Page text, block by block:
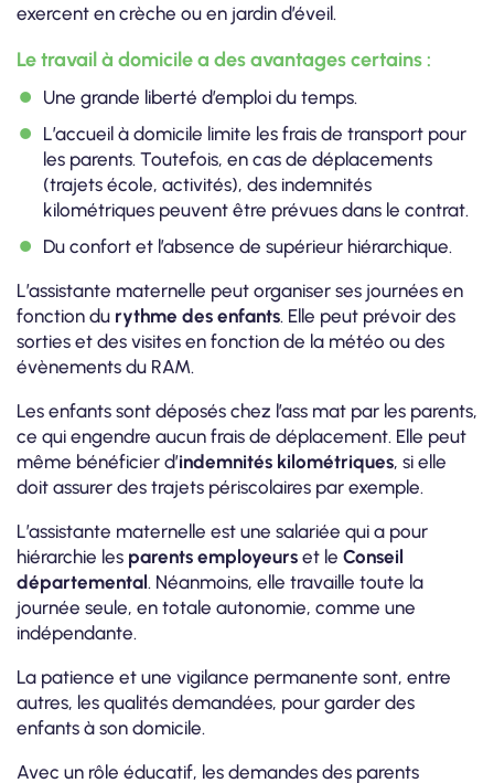
exercent en crèche ou en jardin d’éveil.
Le travail à domicile a des avantages certains :
Une grande liberté d’emploi du temps.
L’accueil à domicile limite les frais de transport pour
les parents. Toutefois, en cas de déplacements
(trajets école, activités), des indemnités
kilométriques peuvent être prévues dans le contrat.
Du confort et l’absence de supérieur hiérarchique.
L’assistante maternelle peut organiser ses journées en
fonction du rythme des enfants. Elle peut prévoir des
sorties et des visites en fonction de la météo ou des
évènements du RAM.
Les enfants sont déposés chez l’ass mat par les parents,
ce qui engendre aucun frais de déplacement. Elle peut
même bénéficier d’indemnités kilométriques, si elle
doit assurer des trajets périscolaires par exemple.
L’assistante maternelle est une salariée qui a pour
hiérarchie les parents employeurs et le Conseil
départemental. Néanmoins, elle travaille toute la
journée seule, en totale autonomie, comme une
indépendante.
La patience et une vigilance permanente sont, entre
autres, les qualités demandées, pour garder des
enfants à son domicile.
Avec un rôle éducatif, les demandes des parents